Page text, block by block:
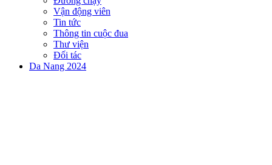
Vận động viên
Tin tức
Thông tin cuộc đua
Thư viện
Đối tác
Da Nang 2024